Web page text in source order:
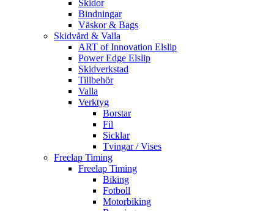
Skidor
Bindningar
Väskor & Bags
Skidvård & Valla
ART of Innovation Elslip
Power Edge Elslip
Skidverkstad
Tillbehör
Valla
Verktyg
Borstar
Fil
Sicklar
Tvingar / Vises
Freelap Timing
Freelap Timing
Biking
Fotboll
Motorbiking